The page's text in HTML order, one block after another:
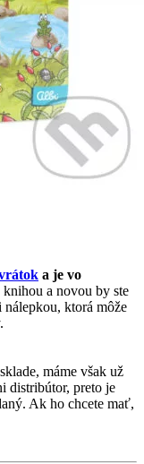
a je vo
a novou by ste
ktorá môže
máme však už
distribútor, preto je
Ak ho chcete mať,